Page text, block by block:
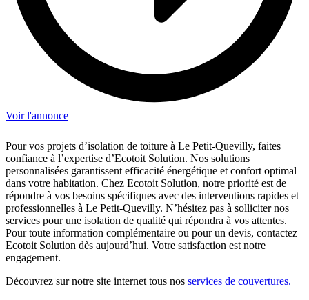
Voir l'annonce
Pour vos projets d’isolation de toiture à Le Petit-Quevilly, faites
confiance à l’expertise d’Ecotoit Solution. Nos solutions
personnalisées garantissent efficacité énergétique et confort optimal
dans votre habitation. Chez Ecotoit Solution, notre priorité est de
répondre à vos besoins spécifiques avec des interventions rapides et
professionnelles à Le Petit-Quevilly. N’hésitez pas à solliciter nos
services pour une isolation de qualité qui répondra à vos attentes.
Pour toute information complémentaire ou pour un devis, contactez
Ecotoit Solution dès aujourd’hui. Votre satisfaction est notre
engagement.
Découvrez sur notre site internet tous nos services de couvertures.